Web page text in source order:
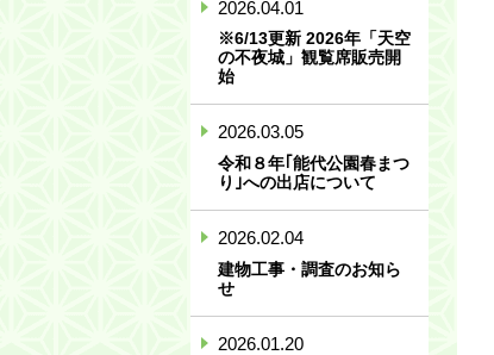
2026.04.01
※6/13更新 2026年「天空
の不夜城」観覧席販売開
始
2026.03.05
令和８年｢能代公園春まつ
り｣への出店について
2026.02.04
建物工事・調査のお知ら
せ
2026.01.20